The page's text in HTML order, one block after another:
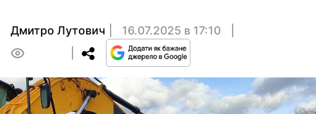
Дмитро Лутович
16.07.2025 в 17:10